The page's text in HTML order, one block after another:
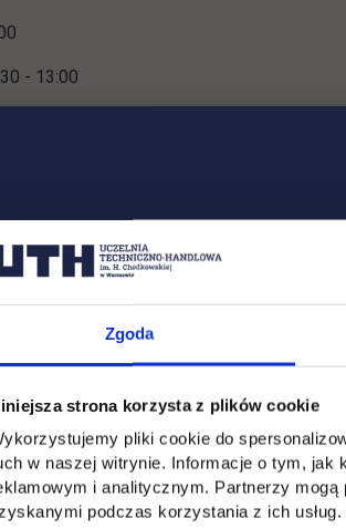
Zgoda
strona korzysta z plików cookie
pliki cookie do
w naszej witrynie. Informacje o tym, jak
i analitycznym. Partnerzy
podczas korzystania z ich usług.
- 13:00
znajdują się na stronie:
projekty-ue/inzynier-na-stazu